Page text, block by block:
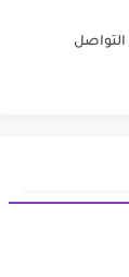
التواصل